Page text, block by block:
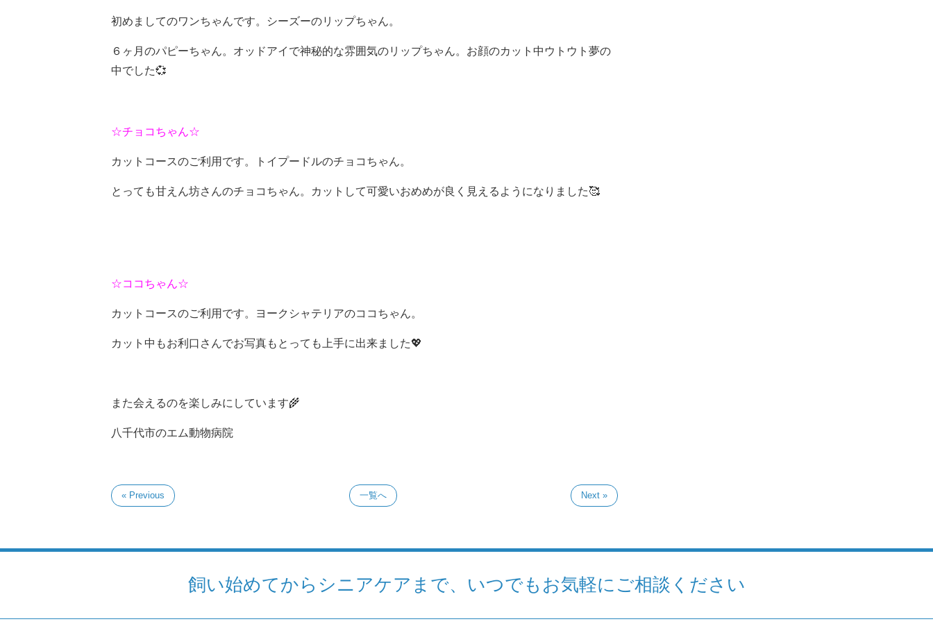
初めましてのワンちゃんです。シーズーのリップちゃん。
６ヶ月のパピーちゃん。オッドアイで神秘的な雰囲気のリップちゃん。お顔のカット中ウトウト夢の
中でした💞
☆チョコちゃん☆
カットコースのご利用です。トイプードルのチョコちゃん。
とっても甘えん坊さんのチョコちゃん。カットして可愛いおめめが良く見えるようになりました🥰
☆ココちゃん☆
カットコースのご利用です。ヨークシャテリアのココちゃん。
カット中もお利口さんでお写真もとっても上手に出来ました💖
また会えるのを楽しみにしています🌾
八千代市のエム動物病院
« Previous 一覧へ Next »
飼い始めてからシニアケアまで、いつでもお気軽にご相談ください